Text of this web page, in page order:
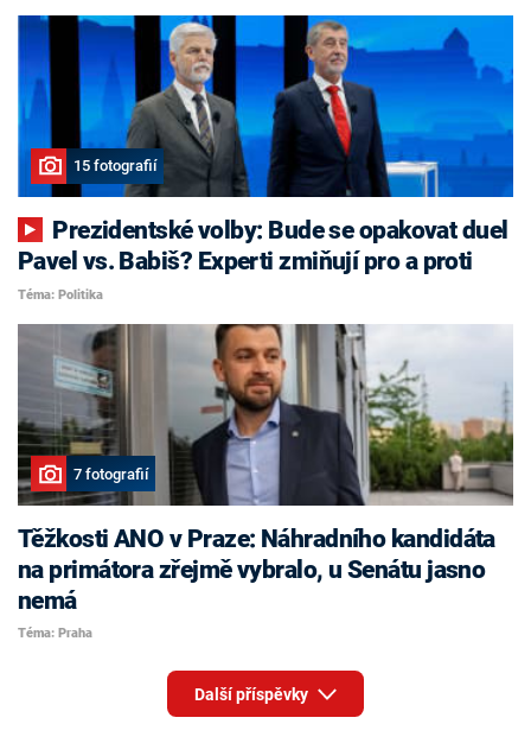
15 fotografií
Pavel vs. Babiš? Experti zmiňují pro a proti
Téma: Politika
7 fotografií
Těžkosti ANO v Praze: Náhradního kandidáta
na primátora zřejmě vybralo, u Senátu jasno
nemá
Téma: Praha
Další příspěvky